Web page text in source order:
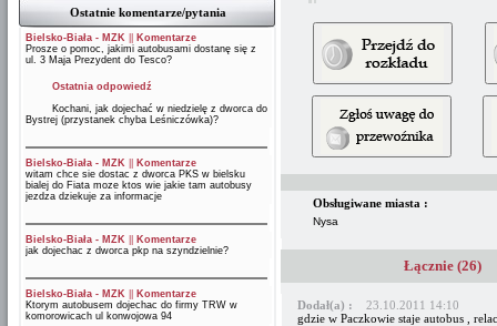
Ostatnie komentarze/pytania
Bielsko-Biała - MZK
Komentarze
Prosze o pomoc, jakimi autobusami dostanę się z
ul. 3 Maja Prezydent do Tesco?
Ostatnia odpowiedź
Kochani, jak dojechać w niedzielę z dworca do
Bystrej (przystanek chyba Leśniczówka)?
Bielsko-Biała - MZK
Komentarze
witam chce sie dostac z dworca PKS w bielsku
bialej do Fiata moze ktos wie jakie tam autobusy
jezdza dziekuje za informacje
Bielsko-Biała - MZK
Komentarze
jak dojechac z dworca pkp na szyndzielnie?
Bielsko-Biała - MZK
Komentarze
Ktorym autobusem dojechac do firmy TRW w
komorowicach ul konwojowa 94
Obsługiwane miasta :
Nysa
Łącznie (26)
Dodał(a) :
23.10.2011 14:10
gdzie w Paczkowie staje autobus ,